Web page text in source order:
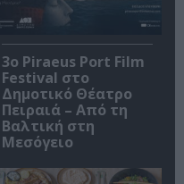
3o Piraeus Port Film
Festival στο
Δημοτικό Θέατρο
Πειραιά – Από τη
Βαλτική στη
Μεσόγειο